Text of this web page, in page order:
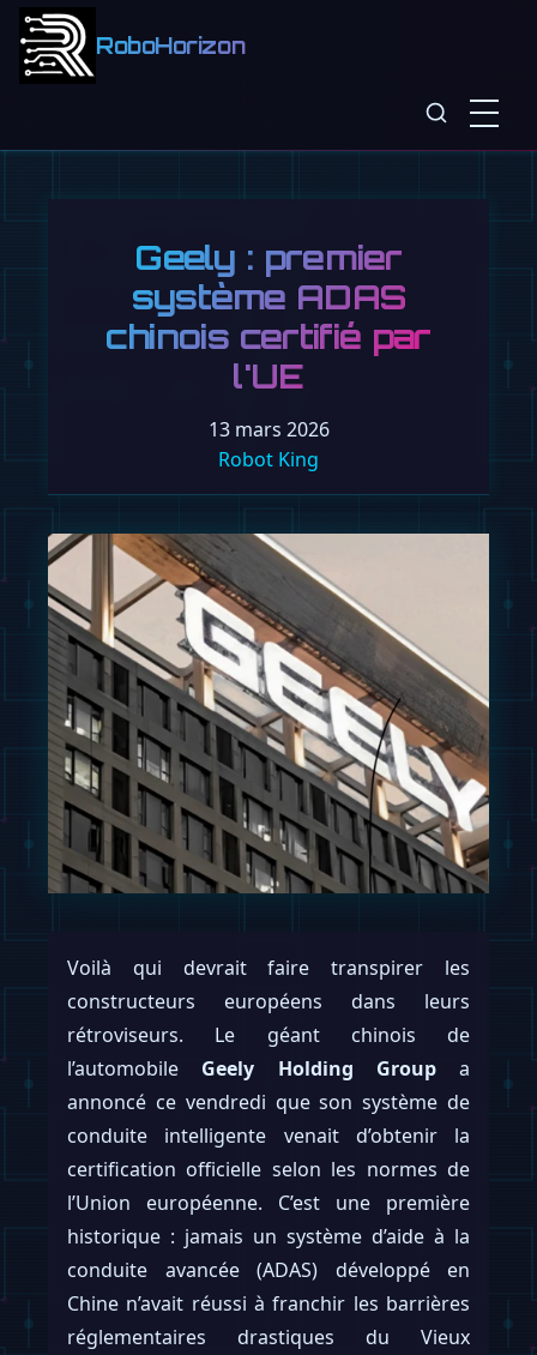
RoboHorizon
Geely : premier
système ADAS
chinois certifié par
l'UE
13 mars 2026
Robot King
Voilà qui devrait faire transpirer les
constructeurs européens dans leurs
rétroviseurs. Le géant chinois de
l’automobile Geely Holding Groupa
annoncé ce vendredi que son système de
conduite intelligente venait d’obtenir la
certification officielle selon les normes de
l’Union européenne. C’est une première
historique : jamais un système d’aide à la
conduite avancée (ADAS) développé en
Chine n’avait réussi à franchir les barrières
réglementaires drastiques du Vieux